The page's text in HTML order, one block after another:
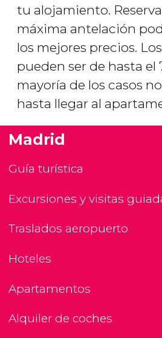
tu alojamiento.
máxima antelación
los mejores precios.
pueden ser de hasta el
mayoría de los casos
hasta llegar al
Madrid
Guía turística
Excursiones y visitas
Traslados aeropuerto
Hoteles
Apartamentos
Alquiler de coches